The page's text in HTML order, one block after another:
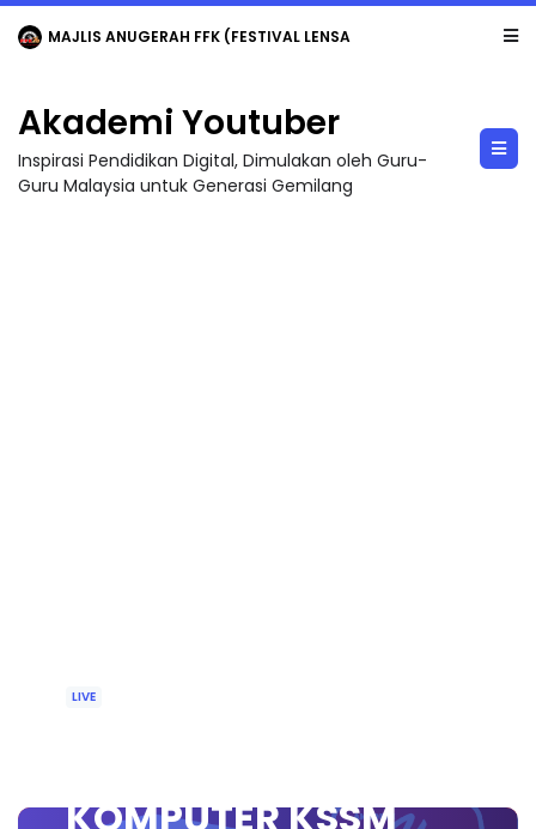
MAJLIS ANUGERAH FFK (FESTIVAL LENSA PENDIDIKAN - FLeP) 2026
Akademi Youtuber
Inspirasi Pendidikan Digital, Dimulakan oleh Guru-
Guru Malaysia untuk Generasi Gemilang
LIVE
KOMPUTER KSSM